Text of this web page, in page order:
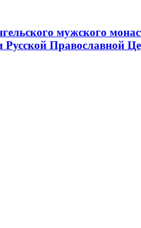
мужского
Православной